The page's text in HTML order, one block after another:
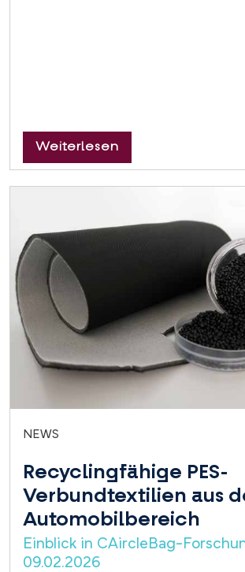
Weiterlesenüber Zirkuläre
NEWS
Recyclingfähige PES-
Verbundtextilien aus
Automobilbereich
Einblick in CAircleBag-
09.02.2026